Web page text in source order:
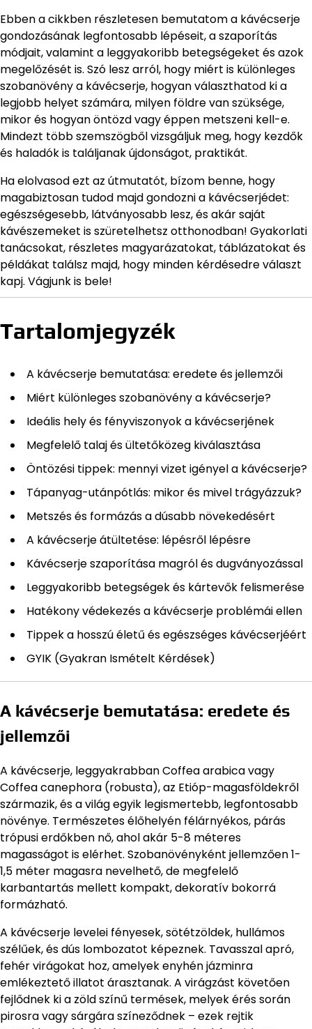
Ebben a cikkben részletesen bemutatom a kávécserje
gondozásának legfontosabb lépéseit, a szaporítás
módjait, valamint a leggyakoribb betegségeket és azok
megelőzését is. Szó lesz arról, hogy miért is különleges
szobanövény a kávécserje, hogyan választhatod ki a
legjobb helyet számára, milyen földre van szüksége,
mikor és hogyan öntözd vagy éppen metszeni kell-e.
Mindezt több szemszögből vizsgáljuk meg, hogy kezdők
és haladók is találjanak újdonságot, praktikát.
Ha elolvasod ezt az útmutatót, bízom benne, hogy
magabiztosan tudod majd gondozni a kávécserjédet:
egészségesebb, látványosabb lesz, és akár saját
kávészemeket is szüretelhetsz otthonodban! Gyakorlati
tanácsokat, részletes magyarázatokat, táblázatokat és
példákat találsz majd, hogy minden kérdésedre választ
kapj. Vágjunk is bele!
Tartalomjegyzék
A kávécserje bemutatása: eredete és jellemzői
Miért különleges szobanövény a kávécserje?
Ideális hely és fényviszonyok a kávécserjének
Megfelelő talaj és ültetőközeg kiválasztása
Öntözési tippek: mennyi vizet igényel a kávécserje?
Tápanyag-utánpótlás: mikor és mivel trágyázzuk?
Metszés és formázás a dúsabb növekedésért
A kávécserje átültetése: lépésről lépésre
Kávécserje szaporítása magról és dugványozással
Leggyakoribb betegségek és kártevők felismerése
Hatékony védekezés a kávécserje problémái ellen
Tippek a hosszú életű és egészséges kávécserjéért
GYIK (Gyakran Ismételt Kérdések)
A kávécserje bemutatása: eredete és
jellemzői
A kávécserje, leggyakrabban Coffea arabica vagy
Coffea canephora (robusta), az Etióp-magasföldekről
származik, és a világ egyik legismertebb, legfontosabb
növénye. Természetes élőhelyén félárnyékos, párás
trópusi erdőkben nő, ahol akár 5-8 méteres
magasságot is elérhet. Szobanövényként jellemzően 1-
1,5 méter magasra nevelhető, de megfelelő
karbantartás mellett kompakt, dekoratív bokorrá
formázható.
A kávécserje levelei fényesek, sötétzöldek, hullámos
szélűek, és dús lombozatot képeznek. Tavasszal apró,
fehér virágokat hoz, amelyek enyhén jázminra
emlékeztető illatot árasztanak. A virágzást követően
fejlődnek ki a zöld színű termések, melyek érés során
pirosra vagy sárgára színeződnek – ezek rejtik